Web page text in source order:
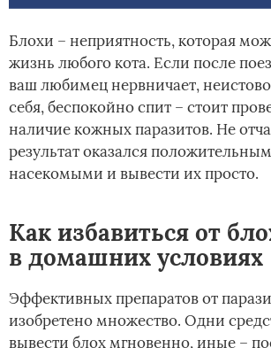
Блохи – неприятность, которая
жизнь любого кота. Если после
ваш любимец нервничает,
себя, беспокойно спит – стоит
наличие кожных паразитов. Не
результат оказался
насекомыми и вывести их просто.
Как избавиться от
в домашних условиях
Эффективных препаратов от
изобретено множество. Одни
вывести блох мгновенно, иные –